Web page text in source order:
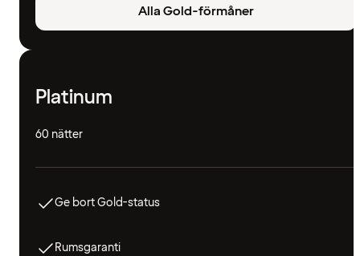
Alla Gold-förmåner
Platinum
60 nätter
Ge bort Gold-status
Rumsgaranti